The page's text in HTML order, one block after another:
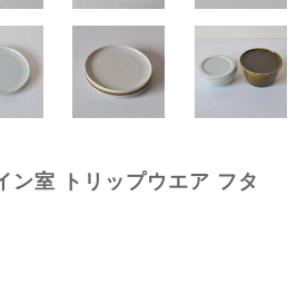
ン室 トリップウエア フタ